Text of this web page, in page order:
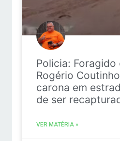
Policia:
Rogério
carona em
de ser
VER MATÉRIA »